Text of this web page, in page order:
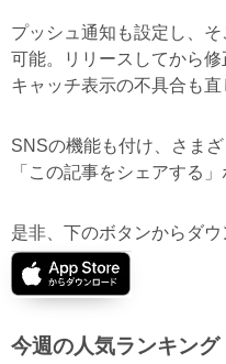
プッシュ通知も設定し、
可能。リリースしてから
キャッチ表示の不具合も直
SNSの機能も付け、さま
「この記事をシェアする
是非、下のボタンからダウ
今週の人気ランキング